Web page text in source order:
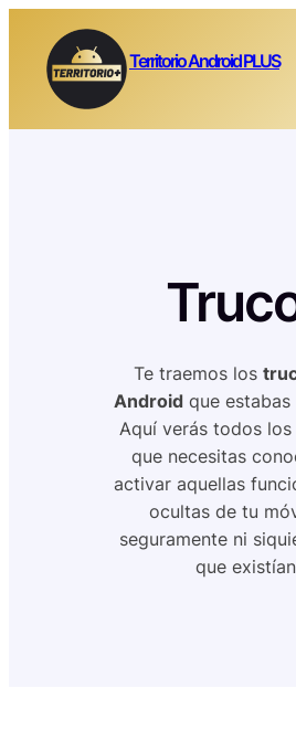
contenido
Territorio Android PLUS
Te traemos los
Androidque estabas
Aquí verás todos los
que necesitas
activar aquellas
ocultas de tu
seguramente ni
que